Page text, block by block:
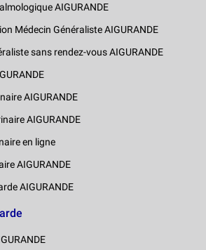
AIGURANDE
Médecin Généraliste AIGURANDE
sans rendez-vous AIGURANDE
AIGURANDE
AIGURANDE
en ligne
AIGURANDE
AIGURANDE